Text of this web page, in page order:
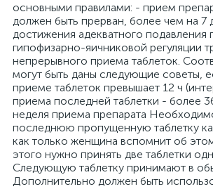
основными правилами: - прием
должен быть прерван, более чем на 7
достижения адекватного подавления
гипофизарно-яичниковой регуляции
непрерывного приема таблеток.
могут быть даны следующие советы,
приеме таблеток превышает 12 ч
приема последней таблетки - более
неделя приема препарата
последнюю пропущенную таблетку
как только женщина вспомнит об
этого нужно принять две таблетки
Следующую таблетку принимают в
Дополнительно должен быть